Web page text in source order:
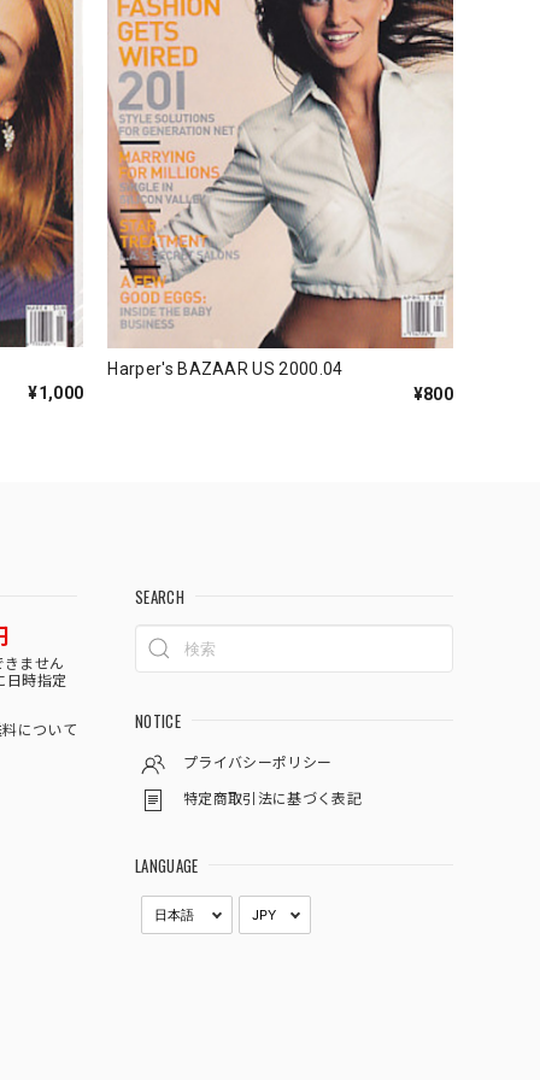
¥1,000
Harper's BAZAAR US 2000.04
¥800
きません
日時指定
について
SEARCH
NOTICE
プライバシーポリシー
特定商取引法に基づく表記
LANGUAGE